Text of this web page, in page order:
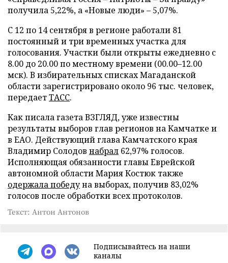
получила 5,22%, а «Новые люди» – 5,07%.
С 12 по 14 сентября в регионе работали 81
постоянный и три временных участка для
голосования. Участки были открыты ежедневно с
8.00 до 20.00 по местному времени (00.00–12.00
мск). В избирательных списках Магаданской
области зарегистрировано около 96 тыс. человек,
передаетТАСС.
Как писала газета ВЗГЛЯД, уже известны
результаты выборов глав регионов на Камчатке и
в ЕАО. Действующий глава Камчатского края
Владимир Солодов набрал 62,97% голосов.
Исполняющая обязанности главы Еврейской
автономной области Мария Костюк также
одержала победуна выборах, получив 83,02%
голосов после обработки всех протоколов.
Текст: Антон Антонов
Подписывайтесь на наши
каналы